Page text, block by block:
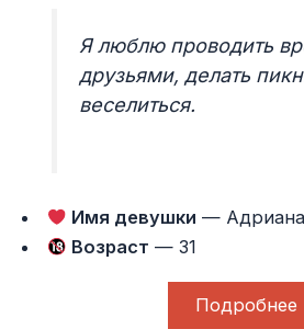
Я люблю проводить
друзьями, делать
веселиться.
Имя девушки — Адриана
Возраст — 31
Подробнее